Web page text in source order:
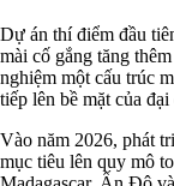
Dự án thí điểm đầu
mài cố gắng tăng
nghiệm một cấu trúc
tiếp lên bề mặt của
Vào năm 2026, phát
mục tiêu lên quy mô